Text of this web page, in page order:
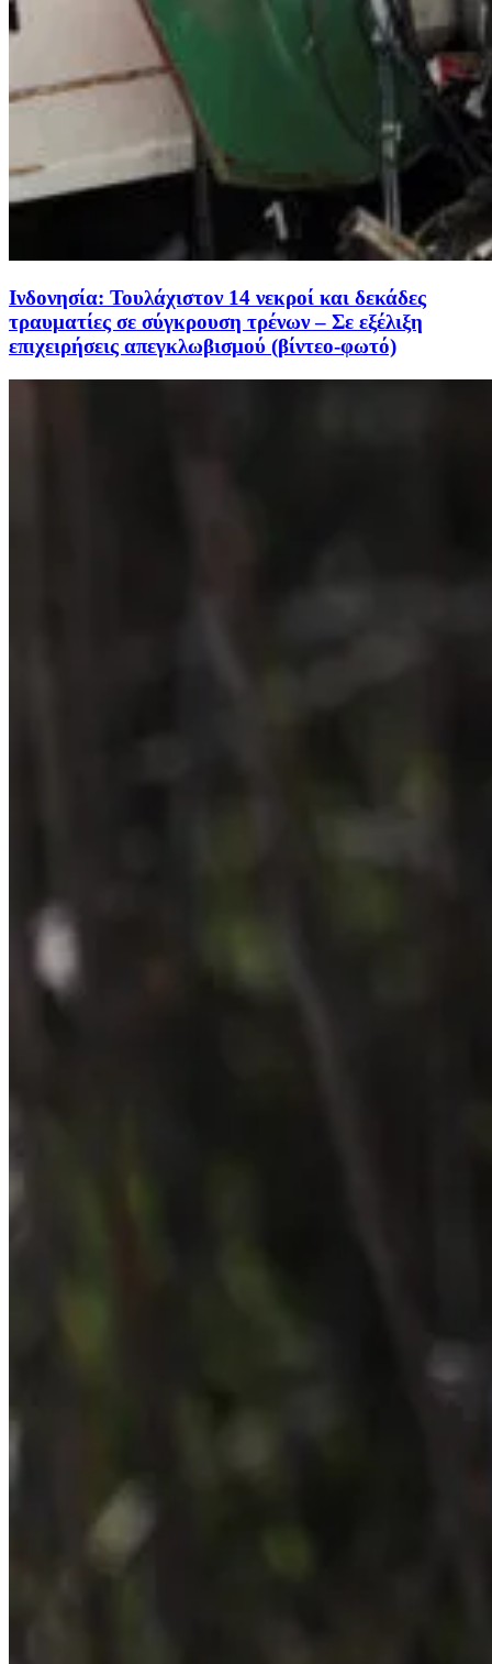
Ινδονησία: Τουλάχιστον 14 νεκροί και δεκάδες
τραυματίες σε σύγκρουση τρένων – Σε εξέλιξη
επιχειρήσεις απεγκλωβισμού (βίντεο-φωτό)